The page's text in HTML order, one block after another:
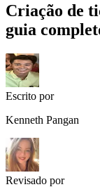
Criação de
guia
Escrito por
Kenneth Pangan
Revisado por